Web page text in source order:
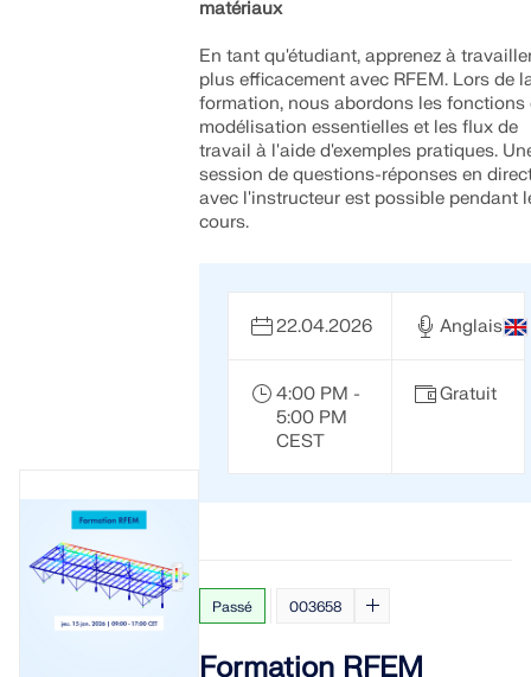
matériaux
En tant qu'étudiant, apprenez à
plus efficacement avec RFEM. Lors de
formation, nous abordons les fonctions
modélisation essentielles et les flux de
travail à l'aide d'exemples pratiques.
session de questions-réponses en
avec l'instructeur est possible pendant
cours.
22.04.2026 Anglais
4:00 PM -
5:00 PM
CEST
Gratuit
Passé 003658
Formation RFEM